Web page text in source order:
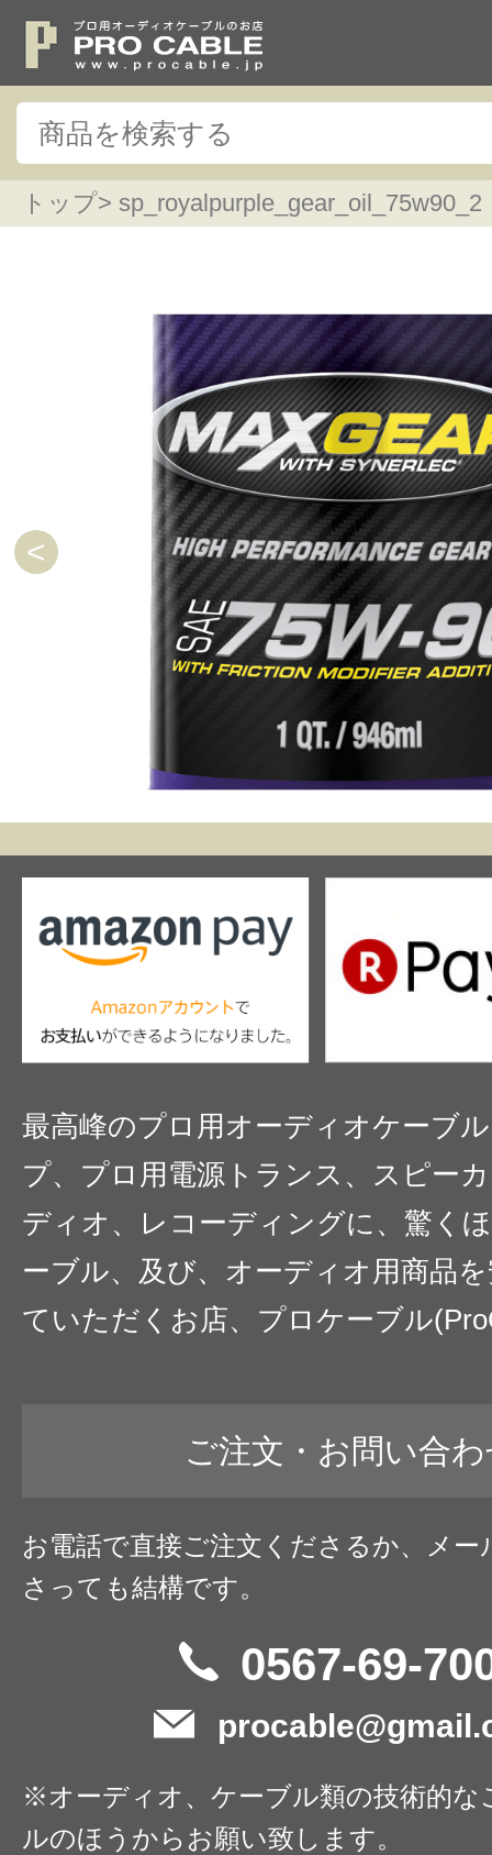
トップ> sp_royalpurple_gear_oil_75w90_2
最高峰のプロ用オーディオケーブ
プ、プロ用電源トランス、スピー
ディオ、レコーディングに、驚く
ーブル、及び、オーディオ用商品
ていただくお店、プロケーブル
ご注文・お問い合
お電話で直接ご注文くださるか、メー
さっても結構です。
0567-69-
※オーディオ、ケーブル類の技術的な
ルのほうからお願い致します。